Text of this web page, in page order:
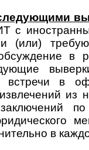
с
(или)
в
в
из
в